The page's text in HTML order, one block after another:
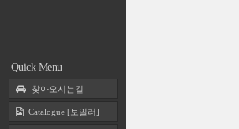
찾아오시는길
Catalogue [보일러]